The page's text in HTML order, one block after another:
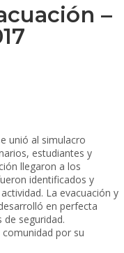
–
unió al simulacro
estudiantes y
llegaron a los
identificados y
La evacuación y
en perfecta
seguridad.
por su